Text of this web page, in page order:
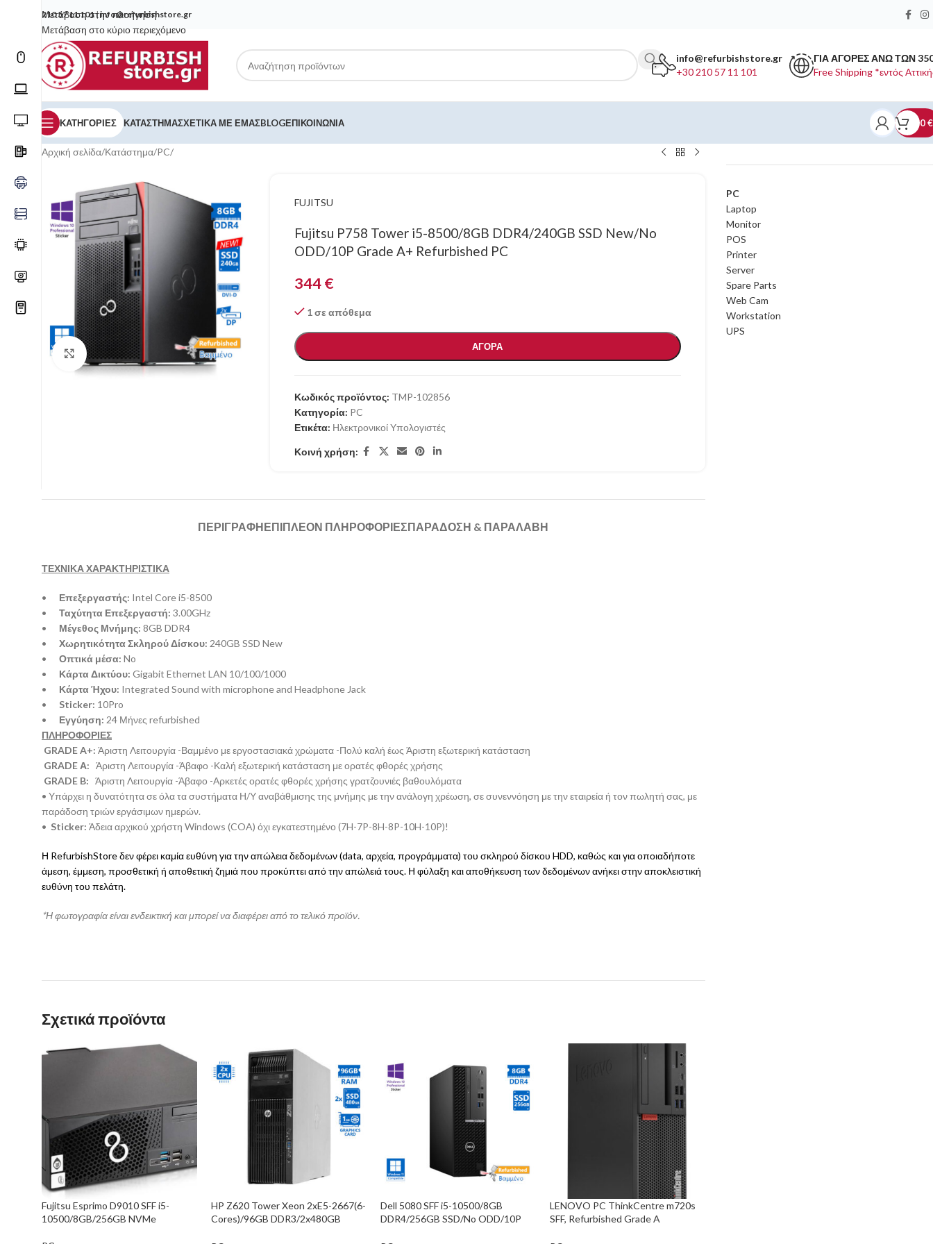
Μετάβαση στην πλοήγηση
Μετάβαση στο κύριο περιεχόμενο
Επικοινωνία
210 57.11.101
210 57 11 101|info@refurbishstore.gr
info@refurbishstore.gr
+30 210 57 11 101
ΓΙΑ ΑΓΟΡΕΣ ΑΝΩ ΤΩΝ
Free Shipping *εντός
ΚΑΤΗΓΟΡΙΕΣ ΚΑΤΆΣΤΗΜΑΣΧΕΤΙΚΆ ΜΕ ΕΜΆΣBLOGΕΠΙΚΟΙΝΩΝΊΑ 0€
Αρχική σελίδα/Κατάστημα/PC/
Κάντε κλικ για μεγέθυνση
FUJITSU
Fujitsu P758 Tower i5-8500/8GB DDR4/240GB SSD New/No
ODD/10P Grade A+ Refurbished PC
344€
1 σε απόθεμα
ΑΓΟΡΑ
Κωδικός προϊόντος: TMP-102856
Κατηγορία: PC
Ετικέτα: Ηλεκτρονικοί Υπολογιστές
Κοινή χρήση:
ΠΕΡΙΓΡΑΦΉΕΠΙΠΛΈΟΝ ΠΛΗΡΟΦΟΡΊΕΣΠΑΡΑΔΟΣΗ & ΠΑΡΑΛΑΒΗ
ΤΕΧΝΙΚΑ ΧΑΡΑΚΤΗΡΙΣΤΙΚΑ
• Επεξεργαστής: Intel Core i5-8500
• Ταχύτητα Επεξεργαστή: 3.00GHz
• Μέγεθος Μνήμης: 8GB DDR4
• Χωρητικότητα Σκληρού Δίσκου: 240GB SSD New
• Οπτικά μέσα: No
• Κάρτα Δικτύου: Gigabit Ethernet LAN 10/100/1000
• Κάρτα Ήχου: Integrated Sound with microphone and Headphone Jack
• Sticker: 10Pro
• Εγγύηση: 24 Μήνες refurbished
ΠΛΗΡΟΦΟΡΙΕΣ
GRADE A+: Άριστη Λειτουργία -Βαμμένο με εργοστασιακά χρώματα -Πολύ καλή έως Άριστη εξωτερική κατάσταση
GRADE Α: Άριστη Λειτουργία -Άβαφο -Καλή εξωτερική κατάσταση με ορατές φθορές χρήσης
GRADE B: Άριστη Λειτουργία -Άβαφο -Αρκετές ορατές φθορές χρήσης γρατζουνιές βαθουλόματα
• Υπάρχει η δυνατότητα σε όλα τα συστήματα Η/Υ αναβάθμισης της μνήμης με την ανάλογη χρέωση, σε συνεννόηση με την εταιρεία ή τον πωλητή σας, με
παράδοση τριών εργάσιμων ημερών.
• Sticker: Άδεια αρχικού χρήστη Windows (COA) όχι εγκατεστημένο (7H-7P-8H-8P-10H-10P)!
Η RefurbishStore δεν φέρει καμία ευθύνη για την απώλεια δεδομένων (data, αρχεία, προγράμματα) του σκληρού δίσκου HDD, καθώς και για οποιαδήποτε
άμεση, έμμεση, προσθετική ή αποθετική ζημιά που προκύπτει από την απώλειά τους. Η φύλαξη και αποθήκευση των δεδομένων ανήκει στην αποκλειστική
ευθύνη του πελάτη.
*Η φωτογραφία είναι ενδεικτική και μπορεί να διαφέρει από το τελικό προϊόν.
Σχετικά προϊόντα
Fujitsu Esprimo D9010 SFF i5-
10500/8GB/256GB NVMe
HP Z620 Tower Xeon 2xE5-2667(6-
Cores)/96GB DDR3/2x480GB
Dell 5080 SFF i5-10500/8GB
DDR4/256GB SSD/No ODD/10P
LENOVO PC ThinkCentre m720s
SFF, Refurbished Grade A
PC
Laptop
Monitor
POS
Printer
Server
Spare Parts
Web Cam
Workstation
UPS